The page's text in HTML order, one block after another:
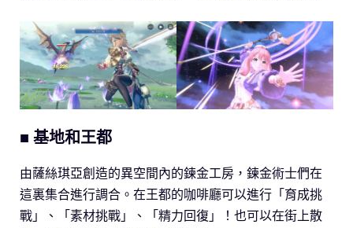
■ 基地和王都
由薩絲琪亞創造的異空間內的鍊金工房，鍊金術士們在
這裏集合進行調合。在王都的咖啡廳可以進行「育成挑
戰」、「素材挑戰」、「精力回復」！也可以在街上散